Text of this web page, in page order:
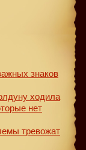
знаков
ходила
нет
тревожат